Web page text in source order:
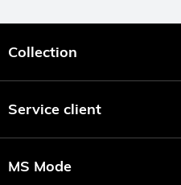
Collection
Service client
MS Mode